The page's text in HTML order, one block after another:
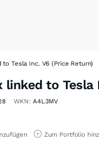
to Tesla Inc. V6 (Price Return)
linked to
WKN: A4L3MV
Zum Portfolio